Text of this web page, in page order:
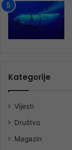
Kategorije
Vijesti
Društvo
Magazin